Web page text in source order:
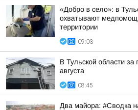
«Добро в село»: в
охватывают
территории
09:03
В Тульской области
августа
08:45
Два майора: #Сводка